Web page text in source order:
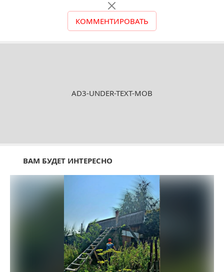
КОММЕНТИРОВАТЬ
AD3-UNDER-TEXT-MOB
ВАМ БУДЕТ ИНТЕРЕСНО